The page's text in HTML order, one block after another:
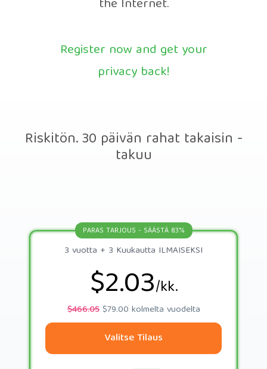
the Internet.
Register now and get your
privacy back!
Riskitön. 30 päivän rahat takaisin -
takuu
PARAS TARJOUS - SÄÄSTÄ 83%
3 vuotta + 3 Kuukautta ILMAISEKSI
$2.03/kk.
$466.05$79.00 kolmelta vuodelta
Valitse Tilaus